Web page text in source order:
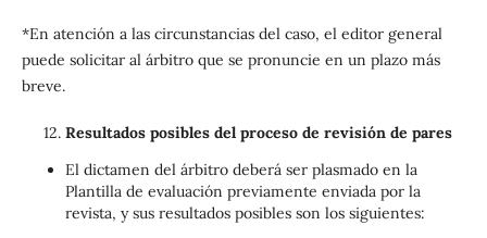
*En atención a las circunstancias del caso, el editor general
puede solicitar al árbitro que se pronuncie en un plazo más
breve.
Resultados posibles del proceso de revisión de pares
El dictamen del árbitro deberá ser plasmado en la
Plantilla de evaluación previamente enviada por la
revista, y sus resultados posibles son los siguientes: